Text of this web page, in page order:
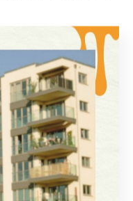
呑みにせず、必ず公
もり取得を併用しま
アフターサービス体
イントです。ランキ
希望に合った業者を
につながります。